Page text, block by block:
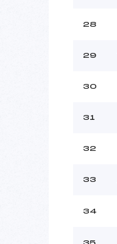
28
29
30
31
32
33
34